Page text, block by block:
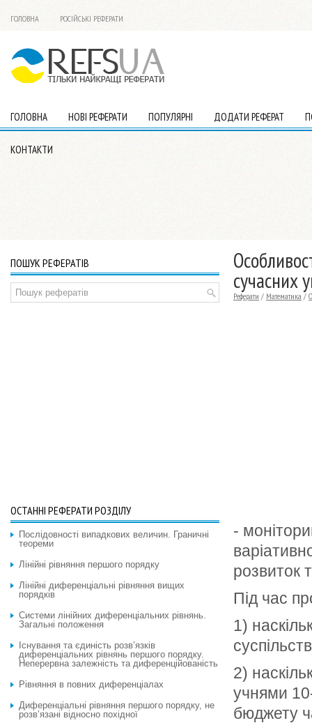
ГОЛОВНА РОСІЙСЬКІ РЕФЕРАТИ
ГОЛОВНА НОВІ РЕФЕРАТИ ПОПУЛЯРНІ ДОДАТИ РЕФЕРАТ
КОНТАКТИ
сучасних
Реферати / Математика /
-
розвиток
Під час
1)
2)
учнями
бюджету
ПОШУК РЕФЕРАТІВ
ОСТАННІ РЕФЕРАТИ РОЗДІЛУ
Послідовності випадкових величин. Граничні
теореми
Лінійні рівняння першого порядку
Лінійні диференціальні рівняння вищих
порядків
Системи лінійних диференціальних рівнянь.
Загальні положення
Існування та єдиність розв’язків
диференціальних рівнянь першого порядку.
Неперервна залежність та диференційованість
Рівняння в повних диференціалах
Диференціальні рівняння першого порядку, не
розв’язані відносно похідної